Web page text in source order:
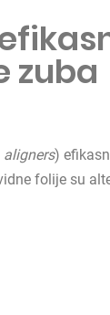
zuba
aligners)
folije su